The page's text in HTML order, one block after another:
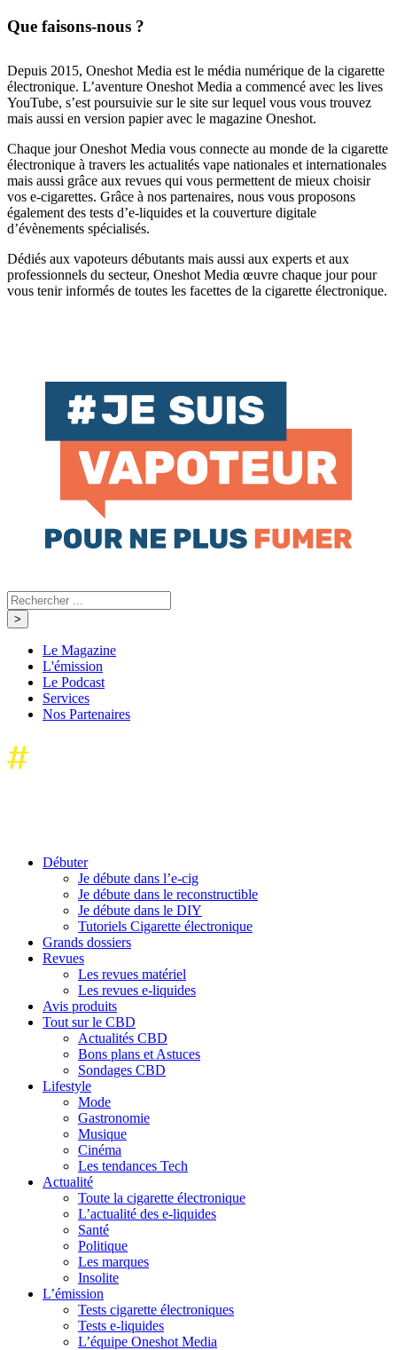
Que faisons-nous ?
Depuis 2015, Oneshot Media est le média numérique de la cigarette
électronique. L’aventure Oneshot Media a commencé avec les lives
YouTube, s’est poursuivie sur le site sur lequel vous vous trouvez
mais aussi en version papier avec le magazine Oneshot.
Chaque jour Oneshot Media vous connecte au monde de la cigarette
électronique à travers les actualités vape nationales et internationales
mais aussi grâce aux revues qui vous permettent de mieux choisir
vos e-cigarettes. Grâce à nos partenaires, nous vous proposons
également des tests d’e-liquides et la couverture digitale
d’évènements spécialisés.
Dédiés aux vapoteurs débutants mais aussi aux experts et aux
professionnels du secteur, Oneshot Media œuvre chaque jour pour
vous tenir informés de toutes les facettes de la cigarette électronique.
Le Magazine
L'émission
Le Podcast
Services
Nos Partenaires
Débuter
Je débute dans l’e-cig
Je débute dans le reconstructible
Je débute dans le DIY
Tutoriels Cigarette électronique
Grands dossiers
Revues
Les revues matériel
Les revues e-liquides
Avis produits
Tout sur le CBD
Actualités CBD
Bons plans et Astuces
Sondages CBD
Lifestyle
Mode
Gastronomie
Musique
Cinéma
Les tendances Tech
Actualité
Toute la cigarette électronique
L’actualité des e-liquides
Santé
Politique
Les marques
Insolite
L’émission
Tests cigarette électroniques
Tests e-liquides
L’équipe Oneshot Media